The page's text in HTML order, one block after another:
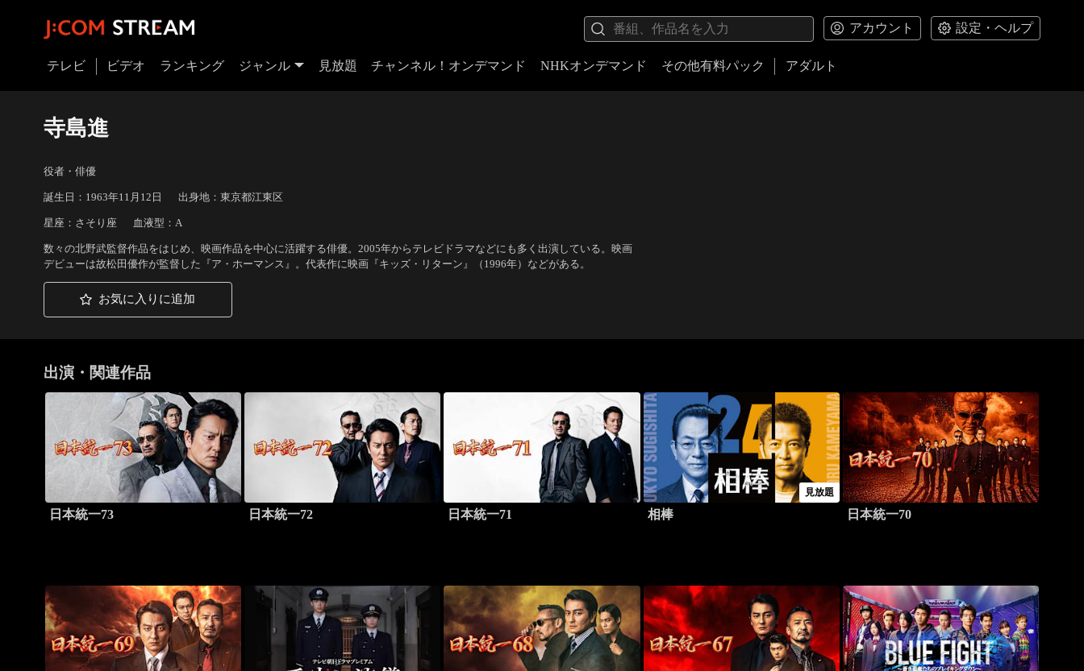
アカウント 設定・ヘルプ
テレビ ビデオ ランキング ジャンル 見放題 チャンネル！オンデマンド NHKオンデマンド その他有料パック アダルト
寺島進
役者・俳優
誕生日：1963年11月12日 出身地：東京都江東区
星座：さそり座 血液型：A
数々の北野武監督作品をはじめ、映画作品を中心に活躍する俳優。2005年からテレビドラマなどにも多く出演している。映画
デビューは故松田優作が監督した『ア・ホーマンス』。代表作に映画『キッズ・リターン』（1996年）などがある。
お気に入りに追加
出演・関連作品
日本統一73 日本統一72 日本統一71
見放題
相棒 日本統一70